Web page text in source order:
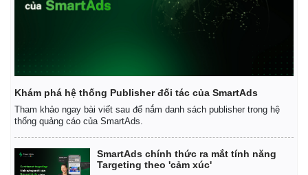
Khám phá hệ thống Publisher đối tác của SmartAds
Tham khảo ngay bài viết sau để nắm danh sách publisher trong hệ
thống quảng cáo của SmartAds.
SmartAds chính thức ra mắt tính năng
Targeting theo 'cảm xúc'